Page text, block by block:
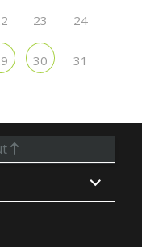
23 24
30 31
ouvrir
le
sous-